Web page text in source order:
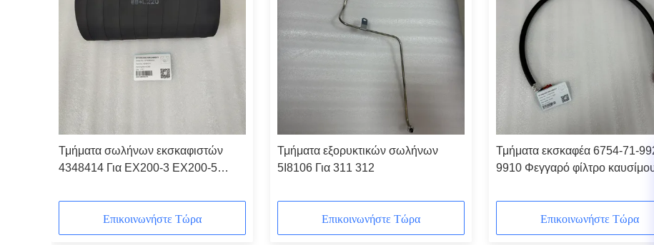
Τμήματα σωλήνων εκσκαφιστών
4348414 Για EX200-3 EX200-5
Επικοινωνήστε Τώρα
Τμήματα εξορυκτικών σωλήνων
5I8106 Για 311 312
Επικοινωνήστε Τώρα
Τμήματα εκσκαφέα 6754-71-
9910 Φεγγαρό φίλτρο
PC220LC-8
Επικοινωνήστε Τώρα